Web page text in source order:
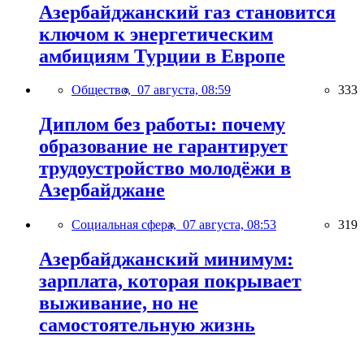
Азербайджанский газ становится
ключом к энергетическим
амбициям Турции в Европе
Общество, 07 августа, 08:59 333
Диплом без работы: почему
образование не гарантирует
трудоустройство молодёжи в
Азербайджане
Социальная сфера, 07 августа, 08:53 319
Азербайджанский минимум:
зарплата, которая покрывает
выживание, но не
самостоятельную жизнь